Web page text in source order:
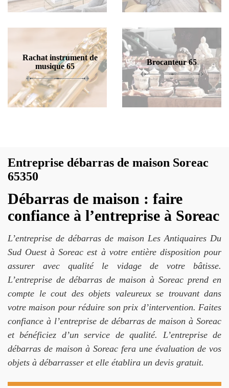
Rachat instrument de
musique 65
Brocanteur 65
Entreprise débarras de maison Soreac
65350
Débarras de maison : faire
confiance à l’entreprise à Soreac
L’entreprise de débarras de maison Les Antiquaires Du
Sud Ouest à Soreac est à votre entière disposition pour
assurer avec qualité le vidage de votre bâtisse.
L’entreprise de débarras de maison à Soreac prend en
compte le cout des objets valeureux se trouvant dans
votre maison pour réduire son prix d’intervention. Faites
confiance à l’entreprise de débarras de maison à Soreac
et bénéficiez d’un service de qualité. L’entreprise de
débarras de maison à Soreac fera une évaluation de vos
objets à débarrasser et elle établira un devis gratuit.